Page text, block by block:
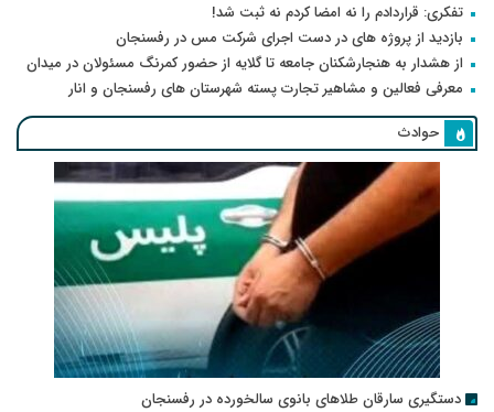
تفکری: قراردادم را نه امضا کردم نه ثبت شد!
بازدید از پروژه های در دست اجرای شرکت مس در رفسنجان
از هشدار به هنجارشکنان جامعه تا گلایه از حضور کمرنگ مسئولان در میدان
معرفی فعالین و مشاهیر تجارت پسته شهرستان های رفسنجان و انار
حوادث
دستگیری سارقان طلاهای بانوی سالخورده در رفسنجان